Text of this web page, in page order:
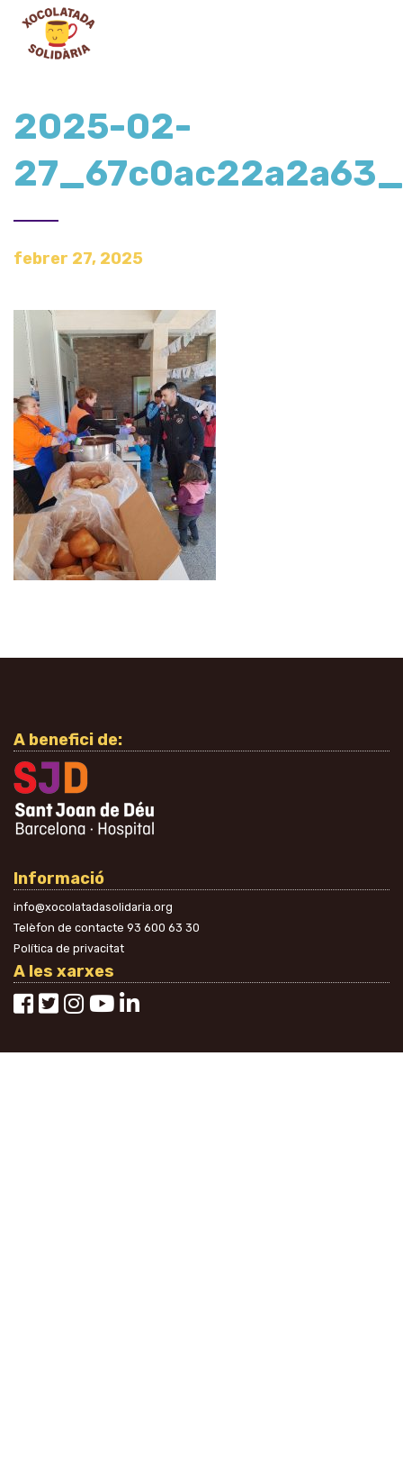
2025-02-
febrer 27, 2025
A benefici de:
Informació
info@xocolatadasolidaria.org
Telèfon de contacte 93 600 63 30
Política de privacitat
A les xarxes